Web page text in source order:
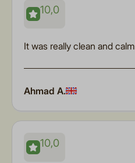
10,0
It was really clean and calm
Ahmad A.
10,0